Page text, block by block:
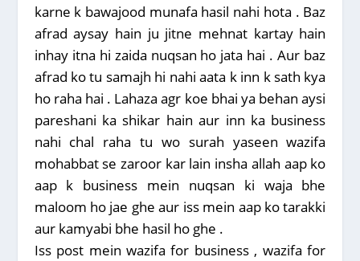
karne k bawajood munafa hasil nahi hota . Baz
afrad aysay hain ju jitne mehnat kartay hain
inhay itna hi zaida nuqsan ho jata hai . Aur baz
afrad ko tu samajh hi nahi aata k inn k sath kya
ho raha hai . Lahaza agr koe bhai ya behan aysi
pareshani ka shikar hain aur inn ka business
nahi chal raha tu wo surah yaseen wazifa
mohabbat se zaroor kar lain insha allah aap ko
aap k business mein nuqsan ki waja bhe
maloom ho jae ghe aur iss mein aap ko tarakki
aur kamyabi bhe hasil ho ghe .
Iss post mein wazifa for business , wazifa for